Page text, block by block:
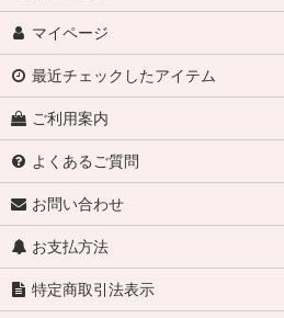
マイページ
最近チェックしたアイテム
ご利用案内
よくあるご質問
お問い合わせ
お支払方法
特定商取引法表示